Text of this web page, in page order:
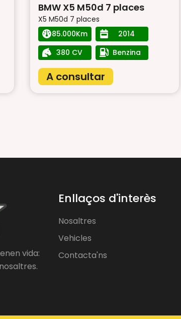
BMW X5 M50d 7 places
X5 M50d 7 places
85.000Km
2014
380 CV
Benzina
A consultar
vida:
Enllaços d'interès
Nosaltres
Vehicles
Contacta'ns